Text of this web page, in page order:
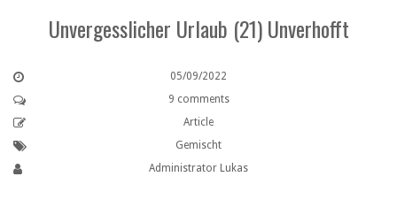
Unvergesslicher Urlaub (21) Unverhofft
05/09/2022
9 comments
Article
Gemischt
Administrator Lukas